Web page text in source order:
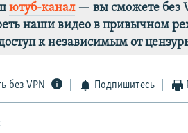
ютуб-канал— вы сможете без
наши видео в привычном
к независимым от
без VPN Подпишитесь